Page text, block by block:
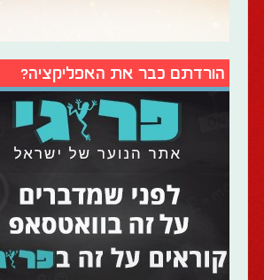
הורדתם כבר את האפליקציה?